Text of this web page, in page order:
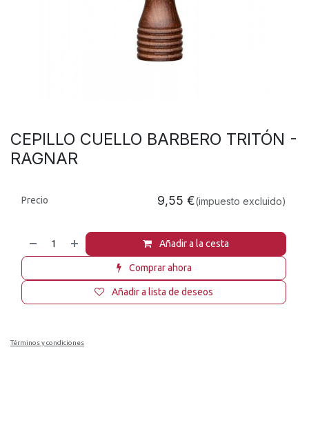
CEPILLO CUELLO BARBERO TRITÓN -
RAGNAR
Añadir a la cesta
Comprar ahora
Añadir a lista de deseos
Precio 9,55 €(impuesto excluido)
Términos y condiciones